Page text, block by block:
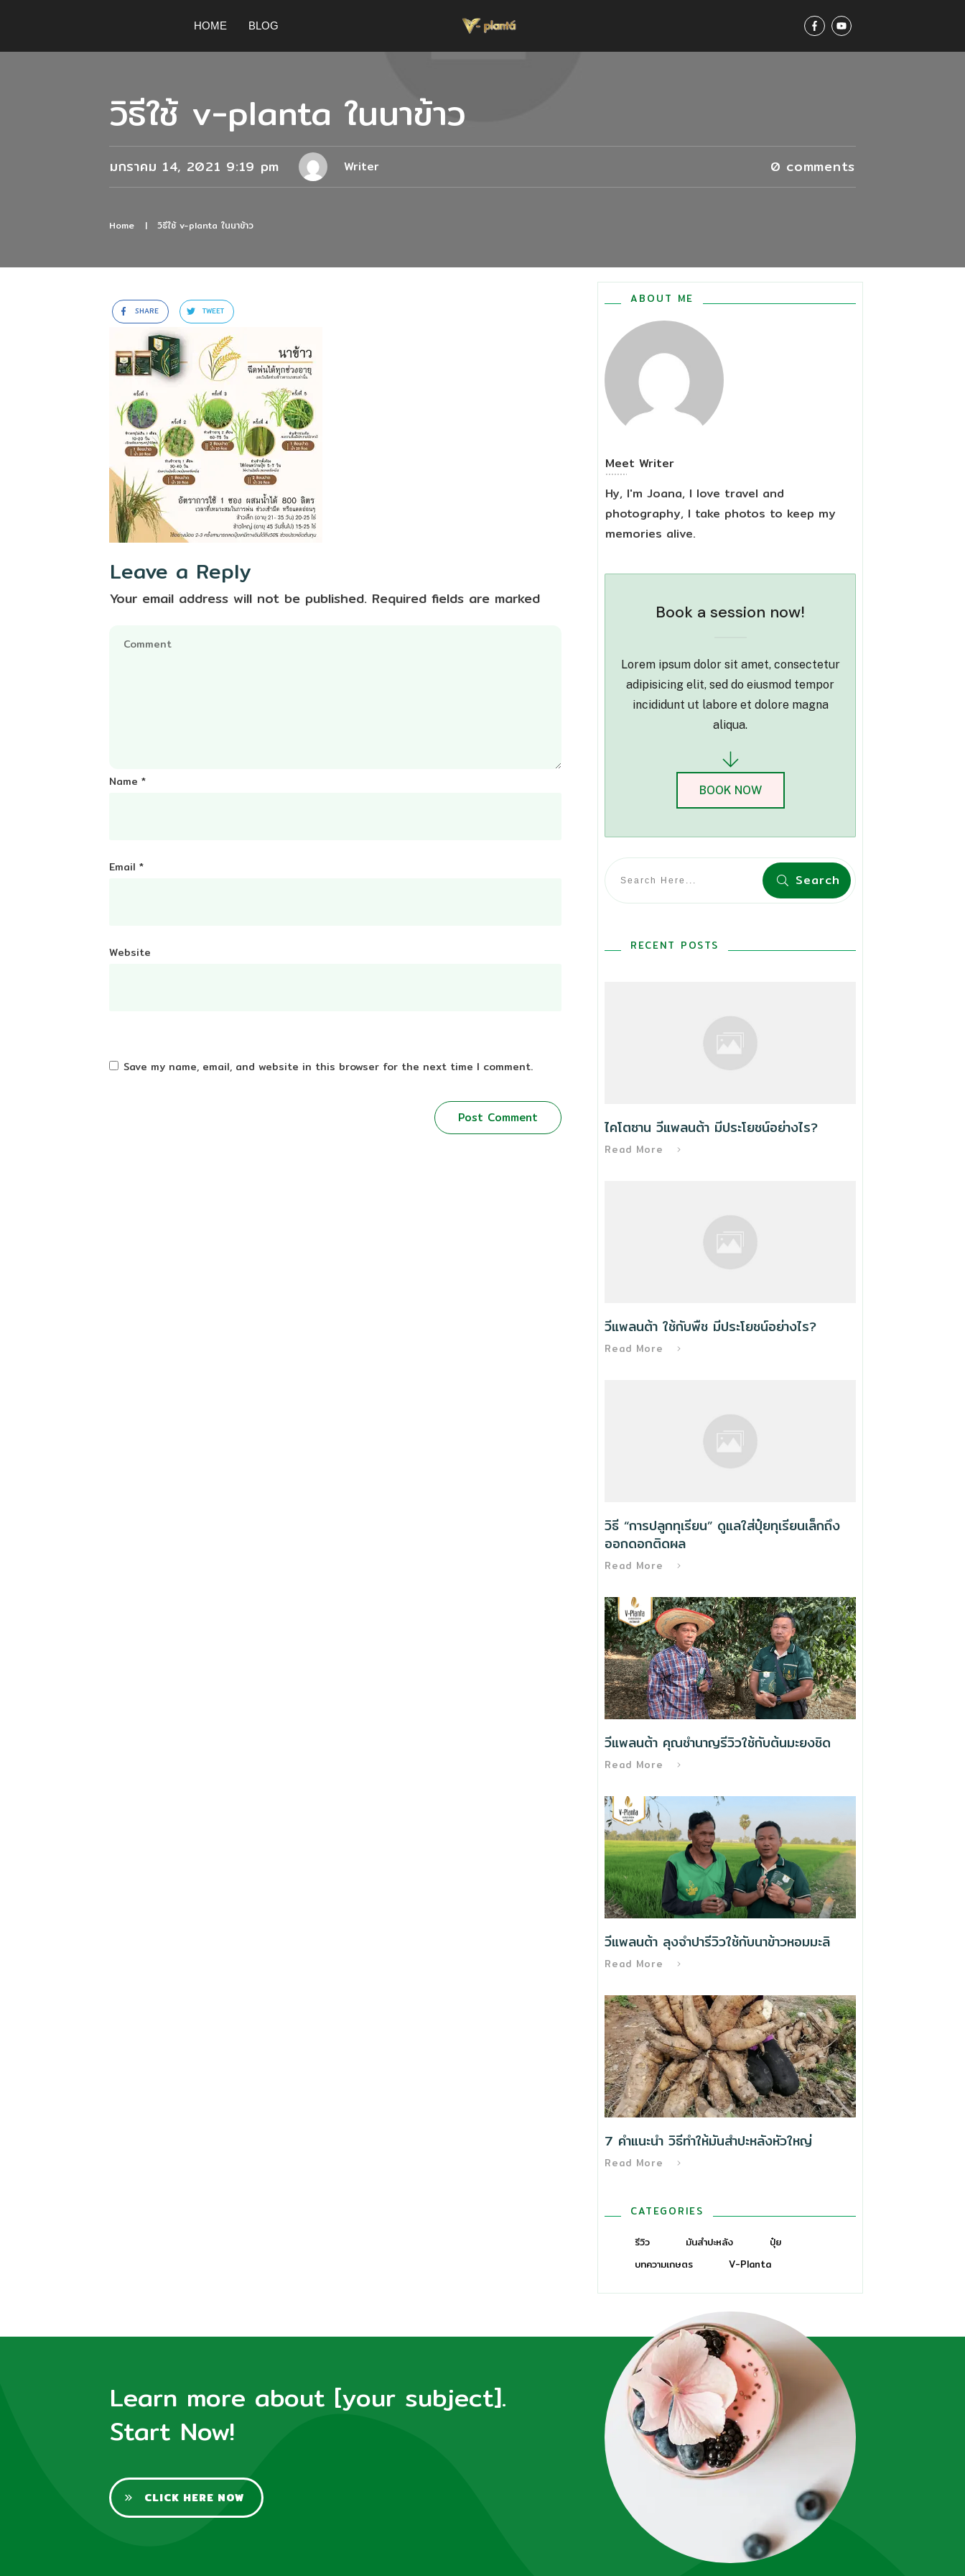
HOME BLOG
วิธีใช้ v-planta ในนาข้าว
มกราคม 14, 2021 9:19 pm Writer 0 comments
Home | วิธีใช้ v-planta ในนาข้าว
SHARE TWEET
Leave a Reply
Your email address will not be published. Required fields are marked
Name *
Email *
Website
Save my name, email, and website in this browser for the next time I comment.
Post Comment
ABOUT ME
Meet Writer
Hy, I'm Joana, I love travel and
photography, I take photos to keep my
memories alive.
Book a session now!
Lorem ipsum dolor sit amet, consectetur
adipisicing elit, sed do eiusmod tempor
incididunt ut labore et dolore magna
aliqua.
BOOK NOW
Search
RECENT POSTS
ไคโตซาน วีแพลนต้า มีประโยชน์อย่างไร?
Read More
วีแพลนต้า ใช้กับพืช มีประโยชน์อย่างไร?
Read More
วิธี “การปลูกทุเรียน” ดูแลใส่ปุ๋ยทุเรียนเล็กถึง
ออกดอกติดผล
Read More
วีแพลนต้า คุณชำนาญรีวิวใช้กับต้นมะยงชิด
Read More
วีแพลนต้า ลุงจำปารีวิวใช้กับนาข้าวหอมมะลิ
Read More
7 คำแนะนำ วิธีทําให้มันสำปะหลังหัวใหญ่
Read More
CATEGORIES
รีวิว มันสำปะหลัง
ปุ๋ย
บทความเกษตร
V-Planta
Learn more about [your subject].
Start Now!
CLICK HERE NOW